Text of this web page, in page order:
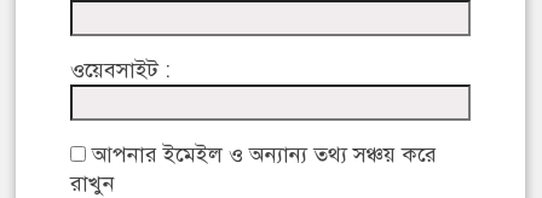
ওয়েবসাইট :
আপনার ইমেইল ও অন্যান্য তথ্য সঞ্চয় করে
রাখুন